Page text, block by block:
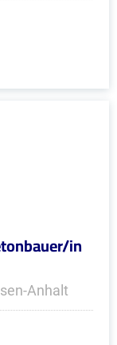
in
Anhalt